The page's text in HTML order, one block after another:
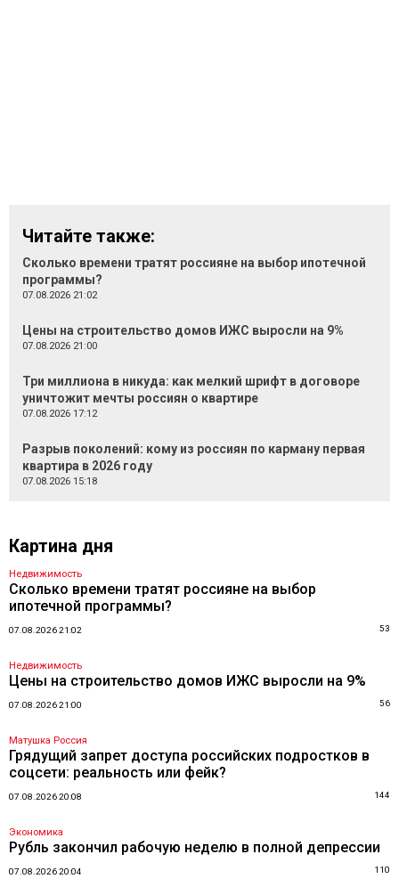
Читайте также:
Сколько времени тратят россияне на выбор ипотечной
программы?
07.08.2026 21:02
Цены на строительство домов ИЖС выросли на 9%
07.08.2026 21:00
Три миллиона в никуда: как мелкий шрифт в договоре
уничтожит мечты россиян о квартире
07.08.2026 17:12
Разрыв поколений: кому из россиян по карману первая
квартира в 2026 году
07.08.2026 15:18
Картина дня
Недвижимость
Сколько времени тратят россияне на выбор
ипотечной программы?
07.08.2026 21:02 53
Недвижимость
Цены на строительство домов ИЖС выросли на 9%
07.08.2026 21:00 56
Матушка Россия
Грядущий запрет доступа российских подростков в
соцсети: реальность или фейк?
07.08.2026 20:08 144
Экономика
Рубль закончил рабочую неделю в полной депрессии
07.08.2026 20:04 110